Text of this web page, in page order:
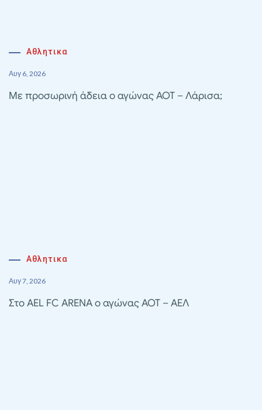
Αθλητικα
Αυγ 6, 2026
Με προσωρινή άδεια ο αγώνας ΑΟΤ – Λάρισα;
Αθλητικα
Αυγ 7, 2026
Στο AEL FC ARENA ο αγώνας ΑΟΤ – ΑΕΛ